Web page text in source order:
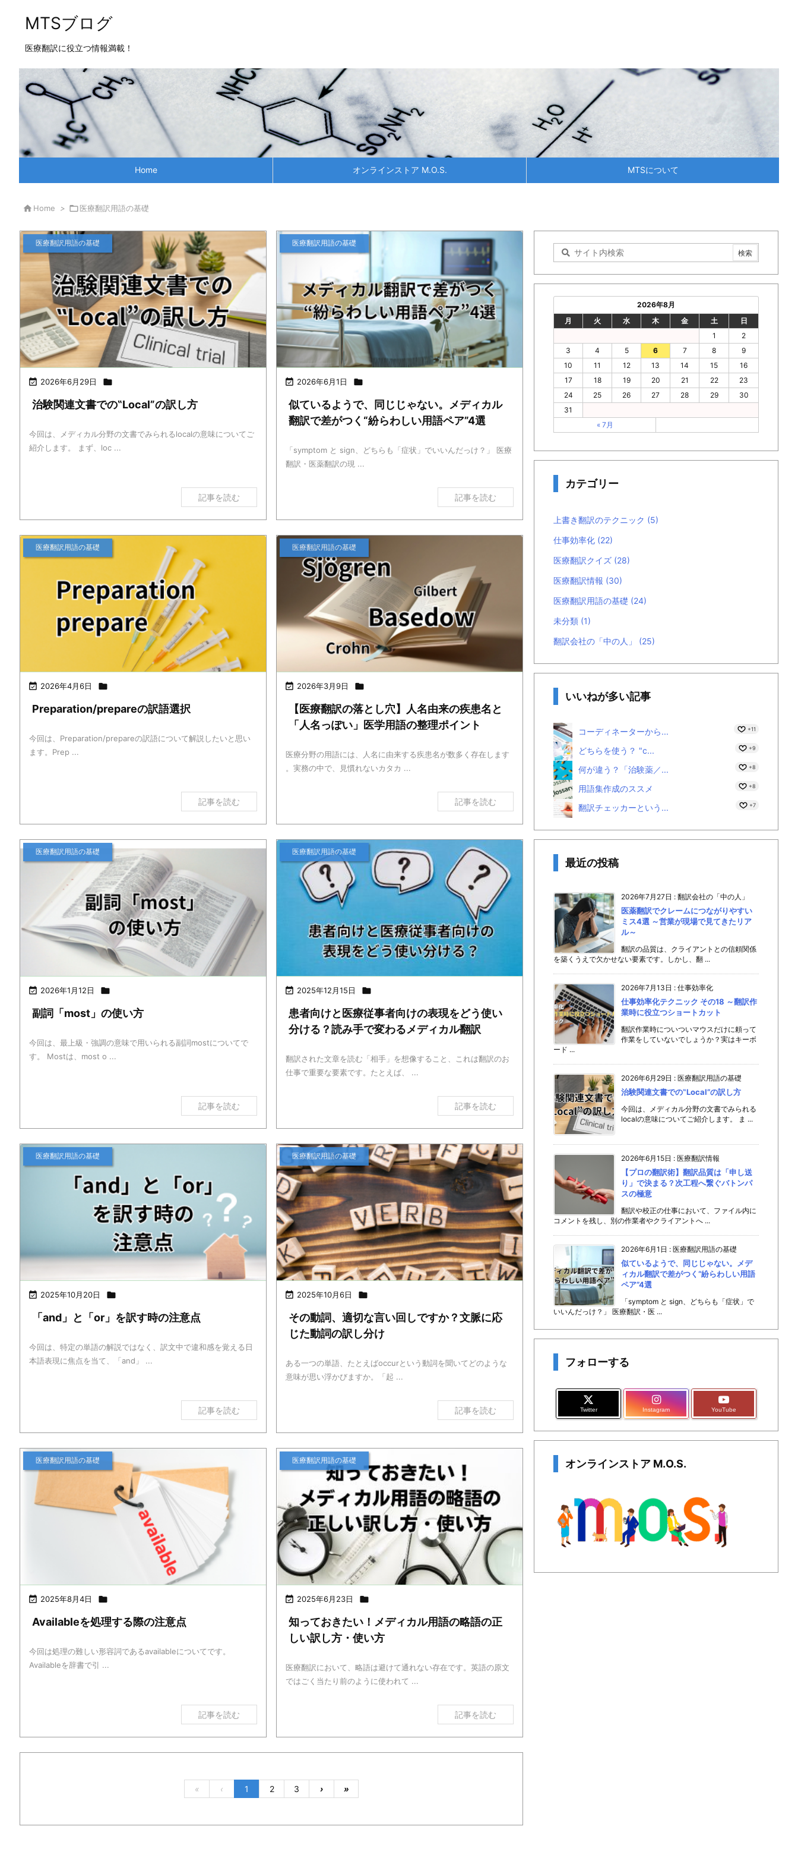
MTSブログ
医療翻訳に役立つ情報満載！
Home オンラインストア M.O.S. MTSについて
 Home > 医療翻訳用語の基礎
 2026年6月29日 
医療翻訳用語の基礎
治験関連文書での‟Local”の訳し方
今回は、メディカル分野の文書でみられるlocalの意味についてご
紹介します。 まず、loc ...
記事を読む
 2026年6月1日 
医療翻訳用語の基礎
似ているようで、同じじゃない。メディカル
翻訳で差がつく“紛らわしい用語ペア”4選
「symptom と sign、どちらも「症状」でいいんだっけ？」 医療
翻訳・医薬翻訳の現 ...
記事を読む
 2026年4月6日 
医療翻訳用語の基礎
Preparation/prepareの訳語選択
今回は、Preparation/prepareの訳語について解説したいと思い
ます。Prep ...
記事を読む
 2026年3月9日 
医療翻訳用語の基礎
【医療翻訳の落とし穴】人名由来の疾患名と
「人名っぽい」医学用語の整理ポイント
医療分野の用語には、人名に由来する疾患名が数多く存在します
。実務の中で、見慣れないカタカ ...
記事を読む
 2026年1月12日 
医療翻訳用語の基礎
副詞「most」の使い方
今回は、最上級・強調の意味で用いられる副詞mostについてで
す。 Mostは、most o ...
記事を読む
 2025年12月15日 
医療翻訳用語の基礎
患者向けと医療従事者向けの表現をどう使い
分ける？読み手で変わるメディカル翻訳
翻訳された文章を読む「相手」を想像すること、これは翻訳のお
仕事で重要な要素です。たとえば、 ...
記事を読む
 2025年10月20日 
医療翻訳用語の基礎
「and」と「or」を訳す時の注意点
今回は、特定の単語の解説ではなく、訳文中で違和感を覚える日
本語表現に焦点を当て、「and」 ...
記事を読む
 2025年10月6日 
医療翻訳用語の基礎
その動詞、適切な言い回しですか？文脈に応
じた動詞の訳し分け
ある一つの単語、たとえばoccurという動詞を聞いてどのような
意味が思い浮かびますか。「起 ...
記事を読む
 2025年8月4日 
医療翻訳用語の基礎
Availableを処理する際の注意点
今回は処理の難しい形容詞であるavailableについてです。
Availableを辞書で引 ...
記事を読む
 2025年6月23日 
医療翻訳用語の基礎
知っておきたい！メディカル用語の略語の正
しい訳し方・使い方
医療翻訳において、略語は避けて通れない存在です。英語の原文
ではごく当たり前のように使われて ...
記事を読む
« ‹ 1 2 3 › »
2026年8月
月
火 水 木 金 土
日
1
2
3
4 5 6 7 8
9
10
11 12 13 14 15
16
17
18 19 20 21 22
23
24
25 26 27 28 29
30
31
« 7月
カテゴリー
上書き翻訳のテクニック (5)
仕事効率化 (22)
医療翻訳クイズ (28)
医療翻訳情報 (30)
医療翻訳用語の基礎 (24)
未分類 (1)
翻訳会社の「中の人」 (25)
いいねが多い記事
コーディネーターから... +11
どちらを使う？ "c... +9
何が違う？「治験薬／... +8
用語集作成のススメ +8
翻訳チェッカーという... +7
最近の投稿
2026年7月27日 : 翻訳会社の「中の人」
医薬翻訳でクレームにつながりやすい
ミス4選 ～営業が現場で見てきたリア
ル～
翻訳の品質は、クライアントとの信頼関係
を築くうえで欠かせない要素です。しかし、翻 ...
2026年7月13日 : 仕事効率化
仕事効率化テクニック その18 ～翻訳作
業時に役立つショートカット
翻訳作業時についついマウスだけに頼って
作業をしていないでしょうか？実はキーボ
ード ...
2026年6月29日 : 医療翻訳用語の基礎
治験関連文書での‟Local”の訳し方
今回は、メディカル分野の文書でみられる
localの意味についてご紹介します。 ま ...
2026年6月15日 : 医療翻訳情報
【プロの翻訳術】翻訳品質は「申し送
り」で決まる？次工程へ繋ぐバトンパ
スの極意
翻訳や校正の仕事において、ファイル内に
コメントを残し、別の作業者やクライアントへ ...
2026年6月1日 : 医療翻訳用語の基礎
似ているようで、同じじゃない。メデ
ィカル翻訳で差がつく“紛らわしい用語
ペア”4選
「symptom と sign、どちらも「症状」で
いいんだっけ？」 医療翻訳・医 ...
フォローする
Twitter Instagram YouTube
オンラインストア M.O.S.